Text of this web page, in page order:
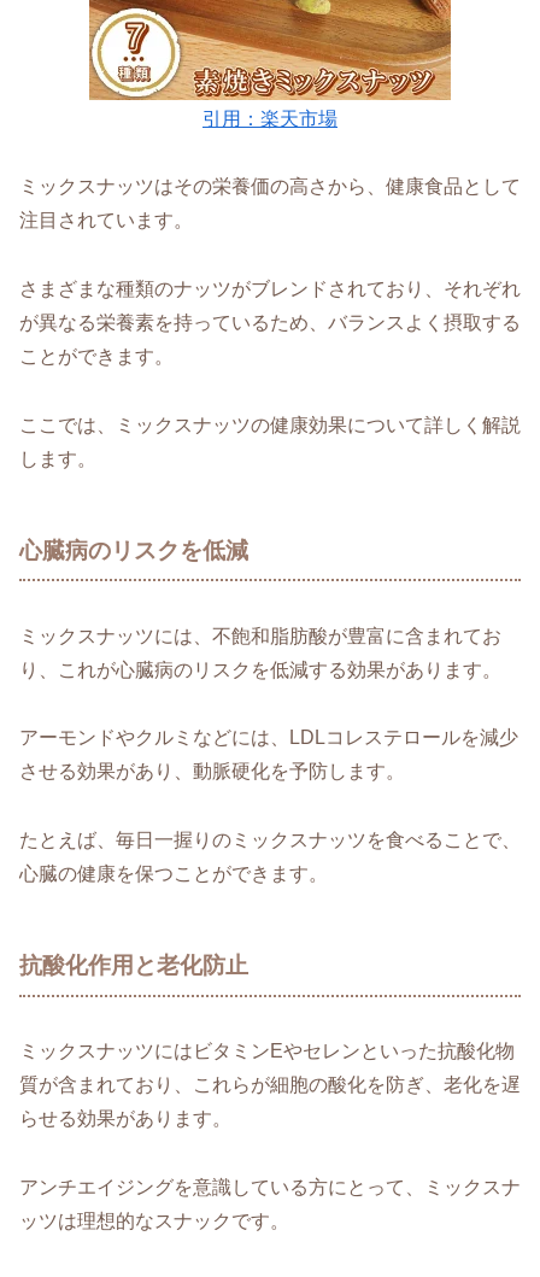
引用：楽天市場
ミックスナッツはその栄養価の高さから、健康食品として
注目されています。
さまざまな種類のナッツがブレンドされており、それぞれ
が異なる栄養素を持っているため、バランスよく摂取する
ことができます。
ここでは、ミックスナッツの健康効果について詳しく解説
します。
心臓病のリスクを低減
ミックスナッツには、不飽和脂肪酸が豊富に含まれてお
り、これが心臓病のリスクを低減する効果があります。
アーモンドやクルミなどには、LDLコレステロールを減少
させる効果があり、動脈硬化を予防します。
たとえば、毎日一握りのミックスナッツを食べることで、
心臓の健康を保つことができます。
抗酸化作用と老化防止
ミックスナッツにはビタミンEやセレンといった抗酸化物
質が含まれており、これらが細胞の酸化を防ぎ、老化を遅
らせる効果があります。
アンチエイジングを意識している方にとって、ミックスナ
ッツは理想的なスナックです。